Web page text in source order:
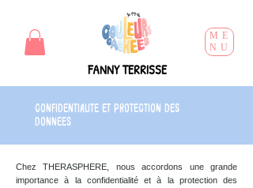
ME
NU
FANNY TERRISSE
CONFIDENTIALITE ET PROTECTION DES
DONNEES
Chez THERASPHERE, nous accordons une grande
importance à la confidentialité et à la protection des